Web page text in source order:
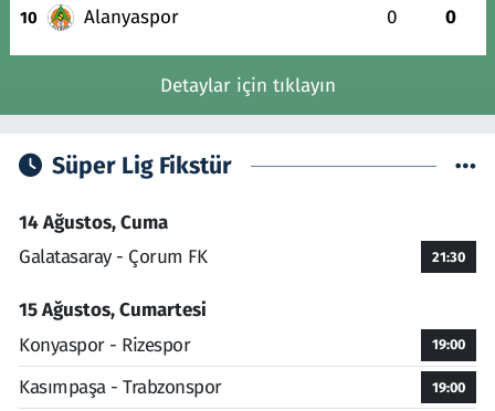
10 Alanyaspor 0 0
Detaylar için tıklayın
Süper Lig Fikstür
14 Ağustos, Cuma
Galatasaray - Çorum FK
21:30
15 Ağustos, Cumartesi
Konyaspor - Rizespor
19:00
Kasımpaşa - Trabzonspor 19:00